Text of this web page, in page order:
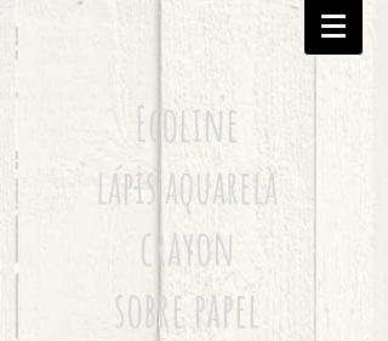
Ecoline
lápis aquarela
crayon
sobre papel